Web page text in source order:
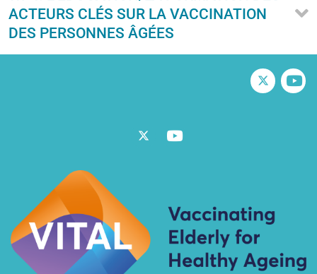
ACTEURS CLÉS SUR LA VACCINATION
DES PERSONNES ÂGÉES
TwitterVimeo
Twitter